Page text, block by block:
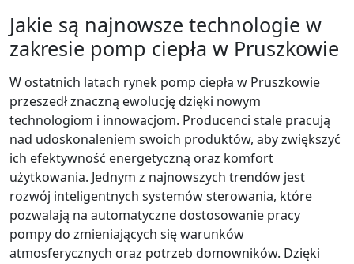
Jakie są najnowsze technologie w
zakresie pomp ciepła w Pruszkowie
W ostatnich latach rynek pomp ciepła w Pruszkowie
przeszedł znaczną ewolucję dzięki nowym
technologiom i innowacjom. Producenci stale pracują
nad udoskonaleniem swoich produktów, aby zwiększyć
ich efektywność energetyczną oraz komfort
użytkowania. Jednym z najnowszych trendów jest
rozwój inteligentnych systemów sterowania, które
pozwalają na automatyczne dostosowanie pracy
pompy do zmieniających się warunków
atmosferycznych oraz potrzeb domowników. Dzięki